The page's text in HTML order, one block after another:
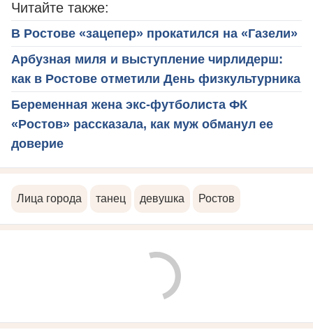
Читайте также:
В Ростове «зацепер» прокатился на «Газели»
Арбузная миля и выступление чирлидерш:
как в Ростове отметили День физкультурника
Беременная жена экс-футболиста ФК
«Ростов» рассказала, как муж обманул ее
доверие
Лица города танец девушка Ростов